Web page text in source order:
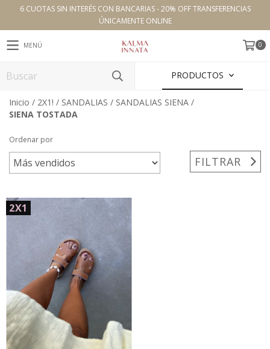
6 CUOTAS SIN INTERÉS CON BANCARIAS - 20% OFF TRANSFERENCIAS
ÚNICAMENTE ONLINE
MENÚ 0
PRODUCTOS
Inicio / 2X1! / SANDALIAS / SANDALIAS SIENA /
SIENA TOSTADA
Ordenar por
FILTRAR
2X1